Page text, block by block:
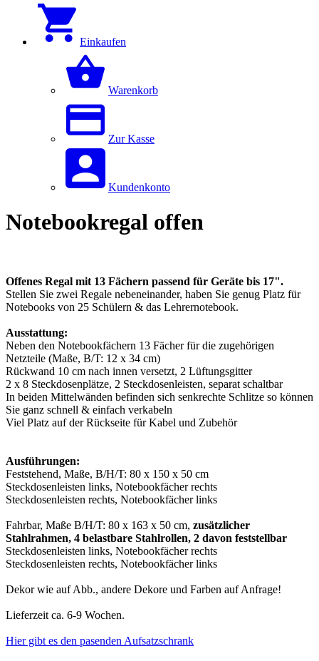
Einkaufen
Warenkorb
Zur Kasse
Kundenkonto
Notebookregal offen
Offenes Regal mit 13 Fächern passend für Geräte bis 17".
Stellen Sie zwei Regale nebeneinander, haben Sie genug Platz für
Notebooks von 25 Schülern & das Lehrernotebook.
Ausstattung:
Neben den Notebookfächern 13 Fächer für die zugehörigen
Netzteile (Maße, B/T: 12 x 34 cm)
Rückwand 10 cm nach innen versetzt, 2 Lüftungsgitter
2 x 8 Steckdosenplätze, 2 Steckdosenleisten, separat schaltbar
In beiden Mittelwänden befinden sich senkrechte Schlitze so können
Sie ganz schnell & einfach verkabeln
Viel Platz auf der Rückseite für Kabel und Zubehör
Ausführungen:
Feststehend, Maße, B/H/T: 80 x 150 x 50 cm
Steckdosenleisten links, Notebookfächer rechts
Steckdosenleisten rechts, Notebookfächer links
Fahrbar, Maße B/H/T: 80 x 163 x 50 cm, zusätzlicher
Stahlrahmen, 4 belastbare Stahlrollen, 2 davon feststellbar
Steckdosenleisten links, Notebookfächer rechts
Steckdosenleisten rechts, Notebookfächer links
Dekor wie auf Abb., andere Dekore und Farben auf Anfrage!
Lieferzeit ca. 6-9 Wochen.
Hier gibt es den pasenden Aufsatzschrank